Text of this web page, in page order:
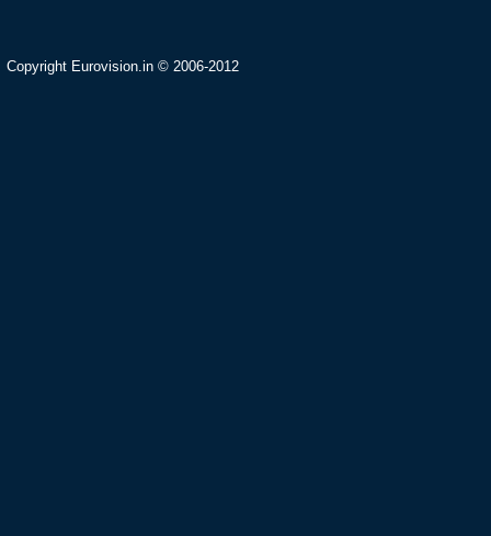
Copyright Eurovision.in © 2006-2012